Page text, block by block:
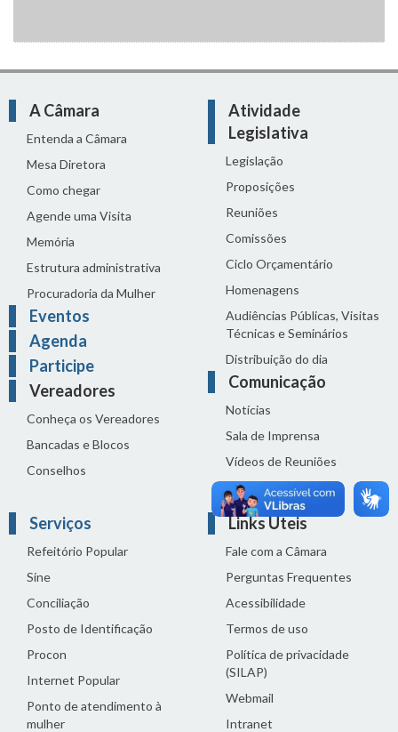
A Câmara
Entenda a Câmara
Mesa Diretora
Como chegar
Agende uma Visita
Memória
Estrutura administrativa
Procuradoria da Mulher
Eventos
Agenda
Participe
Vereadores
Conheça os Vereadores
Bancadas e Blocos
Conselhos
Atividade
Legislativa
Legislação
Proposições
Reuniões
Comissões
Ciclo Orçamentário
Homenagens
Audiências Públicas, Visitas
Técnicas e Seminários
Distribuição do dia
Comunicação
Notícias
Sala de Imprensa
Vídeos de Reuniões
Solenidades
Serviços
Refeitório Popular
Sine
Conciliação
Posto de Identificação
Procon
Internet Popular
Ponto de atendimento à
mulher
Links Úteis
Fale com a Câmara
Perguntas Frequentes
Acessibilidade
Termos de uso
Política de privacidade
(SILAP)
Webmail
Intranet